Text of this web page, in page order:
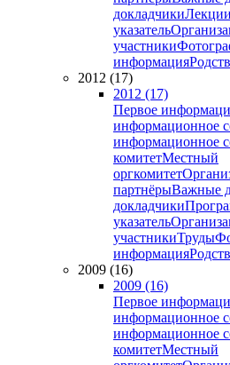
докладчикиЛекции
указатель
участники
информация
2012 (17)
2012 (17)
Первое
информационное
информационное
комитетМестный
оргкомитет
партнёрыВажные
докладчики
указатель
участникиТруды
информация
2009 (16)
2009 (16)
Первое
информационное
информационное
комитетМестный